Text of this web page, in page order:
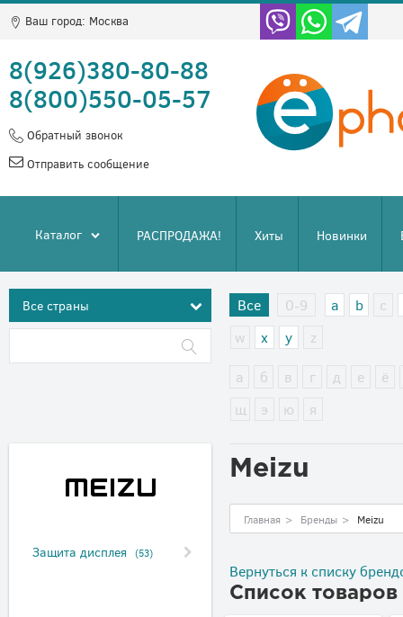
Ваш город: Москва
8(926)380-80-88
8(800)550-05-57
Обратный звонок
Отправить сообщение
Каталог РАСПРОДАЖА! Хиты Новинки
Все 0-9 a b
c
w
x y z
а б в г д е
ё
щ
э ю я
Защита дисплея (53)
Meizu
Главная > Бренды > Meizu
Вернуться к списку
Список